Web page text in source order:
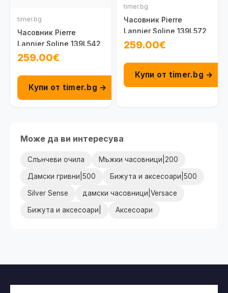
timer.bg
Часовник Pierre
Lannier Soline 139L542
259.00€
Купи от timer.bg →
timer.bg
Часовник Pierre
Lannier Soline 139L572
259.00€
Купи от timer.bg →
Може да ви интересува
Слънчеви очила Мъжки часовници|200
Дамски гривни|500 Бижута и аксесоари|500
Silver Sense дамски часовници|Versace
Бижута и аксесоари| Аксесоари